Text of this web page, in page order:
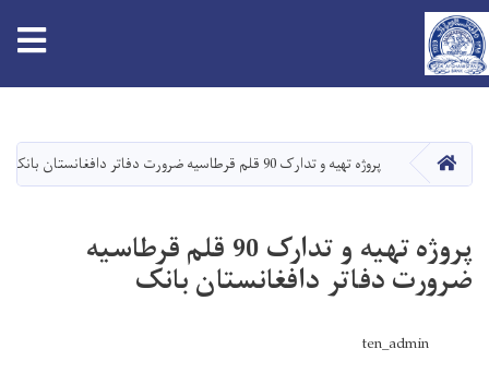
main
content
HOME پروژه تهیه و تدارک 90 قلم قرطاسیه ضرورت دفاتر دافغانستان بانک
پروژه تهیه و تدارک 90 قلم قرطاسیه
ضرورت دفاتر دافغانستان بانک
ten_admin